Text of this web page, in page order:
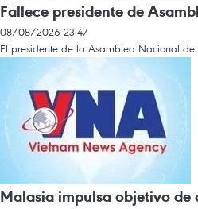
Fallece presidente de
08/08/2026 23:47
El presidente de la Asamblea Nacional
Malasia impulsa objetivo